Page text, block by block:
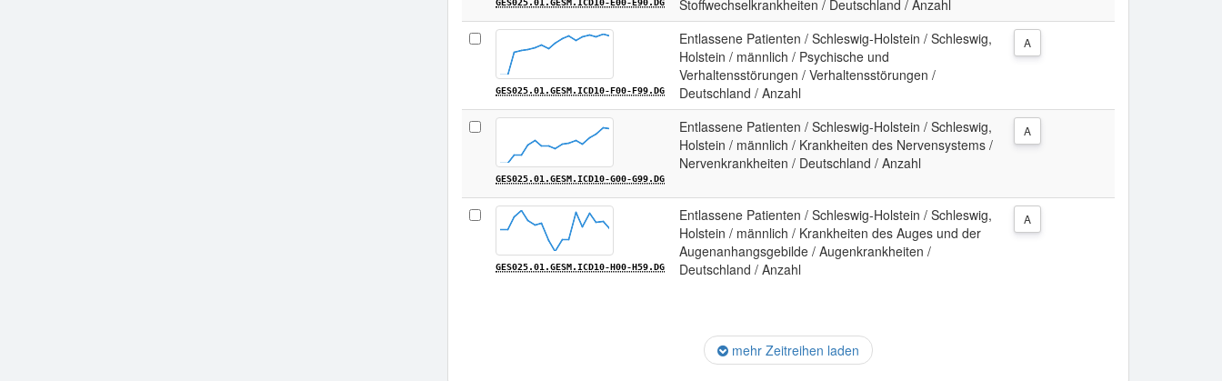
GES025.01.GESM.ICD10-E00-E90.DG
Stoffwechselkrankheiten / Deutschland / Anzahl
GES025.01.GESM.ICD10-F00-F99.DG
Entlassene Patienten / Schleswig-Holstein / Schleswig,
Holstein / männlich / Psychische und
Verhaltensstörungen / Verhaltensstörungen /
Deutschland / Anzahl
A
GES025.01.GESM.ICD10-G00-G99.DG
Entlassene Patienten / Schleswig-Holstein / Schleswig,
Holstein / männlich / Krankheiten des Nervensystems /
Nervenkrankheiten / Deutschland / Anzahl
A
GES025.01.GESM.ICD10-H00-H59.DG
Entlassene Patienten / Schleswig-Holstein / Schleswig,
Holstein / männlich / Krankheiten des Auges und der
Augenanhangsgebilde / Augenkrankheiten /
Deutschland / Anzahl
A
mehr Zeitreihen laden